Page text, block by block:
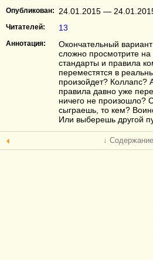
Опубликован: 24.01.2015 —
Читателей: 13
Аннотация:
Окончательный
сложно просмотрите
стандарты и правила
переместятся в
произойдет? Коллапс?
правила давно уже
ничего не произошло?
сыграешь, то кем?
Или выберешь другой
↓